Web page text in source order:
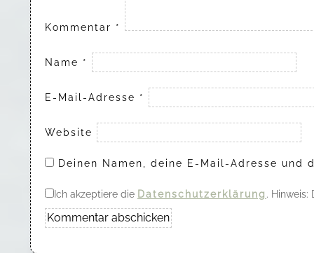
Kommentar *
Name *
E-Mail-Adresse *
Website
Deinen Namen, deine E-Mail-Adresse
Ich akzeptiere die Datenschutzerklärung .